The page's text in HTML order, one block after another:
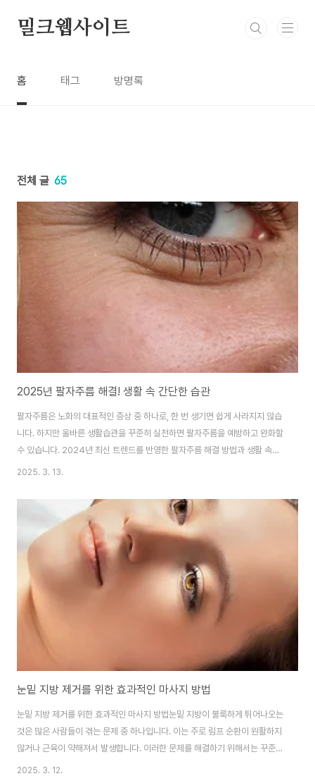
밀크웹사이트
홈 태그 방명록
전체 글 65
2025년 팔자주름 해결! 생활 속 간단한 습관
팔자주름은 노화의 대표적인 증상 중 하나로, 한 번 생기면 쉽게 사라지지 않습
니다. 하지만 올바른 생활습관을 꾸준히 실천하면 팔자주름을 예방하고 완화할
수 있습니다. 2024년 최신 트렌드를 반영한 팔자주름 해결 방법과 생활 속에
서 쉽게 실천할 수 있는 습관을 알아보겠습니다.올바른 수면 습관으로 팔자주
부는 밤 동안 회복과 재생을 진행하는데, 수면 부족이 지속되면 콜라겐 생성이
줄어들고 팔자주름이 더욱 깊어질 수 있습니다.1. 수면 자세 조정옆으로 자는
습관은 얼굴 한쪽에 압력을 가해 팔자주름을 심화시킬 수 있습니다. 정자세로
자거나, 얼굴이 베개에 닿지 않도록 높은 베개를 사용하는 것이 좋습니다.2. 숙
면을 위한 환경 조성방을 어..
2025. 3. 13.
눈밑 지방 제거를 위한 효과적인 마사지 방법
눈밑 지방 제거를 위한 효과적인 마사지 방법눈밑 지방이 불룩하게 튀어나오는
것은 많은 사람들이 겪는 문제 중 하나입니다. 이는 주로 림프 순환이 원활하지
않거나 근육이 약해져서 발생합니다. 이러한 문제를 해결하기 위해서는 꾸준한
마사지와 운동이 필요합니다. 이 글에서는 눈밑 지방을 줄이고 피부 탄력을 회
2025. 3. 12.